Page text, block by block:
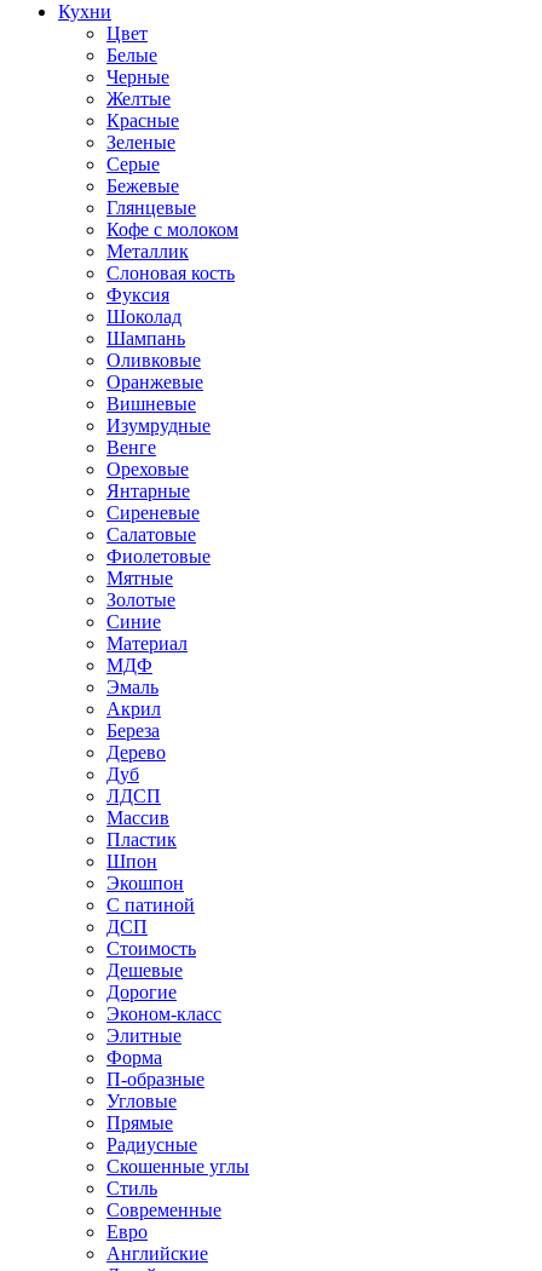
Кухни
Цвет
Белые
Черные
Желтые
Красные
Зеленые
Серые
Бежевые
Глянцевые
Кофе с молоком
Металлик
Слоновая кость
Фуксия
Шоколад
Шампань
Оливковые
Оранжевые
Вишневые
Изумрудные
Венге
Ореховые
Янтарные
Сиреневые
Салатовые
Фиолетовые
Мятные
Золотые
Синие
Материал
МДФ
Эмаль
Акрил
Береза
Дерево
Дуб
ЛДСП
Массив
Пластик
Шпон
Экошпон
С патиной
ДСП
Стоимость
Дешевые
Дорогие
Эконом-класс
Элитные
Форма
П-образные
Угловые
Прямые
Радиусные
Скошенные углы
Стиль
Современные
Евро
Английские